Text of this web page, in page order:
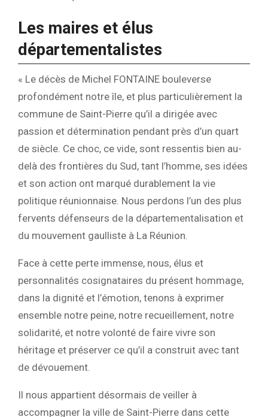
Les maires et élus
départementalistes
« Le décès de Michel FONTAINE bouleverse
profondément notre île, et plus particulièrement la
commune de Saint-Pierre qu’il a dirigée avec
passion et détermination pendant près d’un quart
de siècle. Ce choc, ce vide, sont ressentis bien au-
delà des frontières du Sud, tant l’homme, ses idées
et son action ont marqué durablement la vie
politique réunionnaise. Nous perdons l’un des plus
fervents défenseurs de la départementalisation et
du mouvement gaulliste à La Réunion.
Face à cette perte immense, nous, élus et
personnalités cosignataires du présent hommage,
dans la dignité et l’émotion, tenons à exprimer
ensemble notre peine, notre recueillement, notre
solidarité, et notre volonté de faire vivre son
héritage et préserver ce qu’il a construit avec tant
de dévouement.
Il nous appartient désormais de veiller à
accompagner la ville de Saint-Pierre dans cette